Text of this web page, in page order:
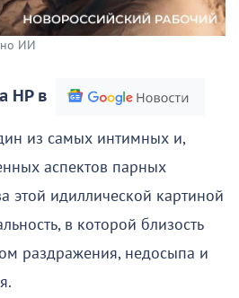
ИИ
НР в
из самых интимных и,
аспектов парных
этой идиллической картиной
в которой близость
раздражения, недосыпа и